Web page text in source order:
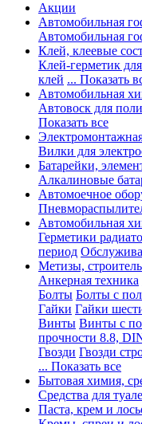
Акции
Автомобильная
Автомобильная
Клей, клеевые
Клей-герметик
клей ... Показать
Автомобильная
Автовоск для
Показать все
Вилки для
Батарейки,
Алкалиновые
Автомоечное
Автомобильная
Герметики
период
Метизы,
Анкерная техника
Болты Болты с
Гайки Гайки
Винты Винты с
прочности 8.8,
Гвозди Гвозди
... Показать все
Бытовая химия,
Средства для
Паста, крем и